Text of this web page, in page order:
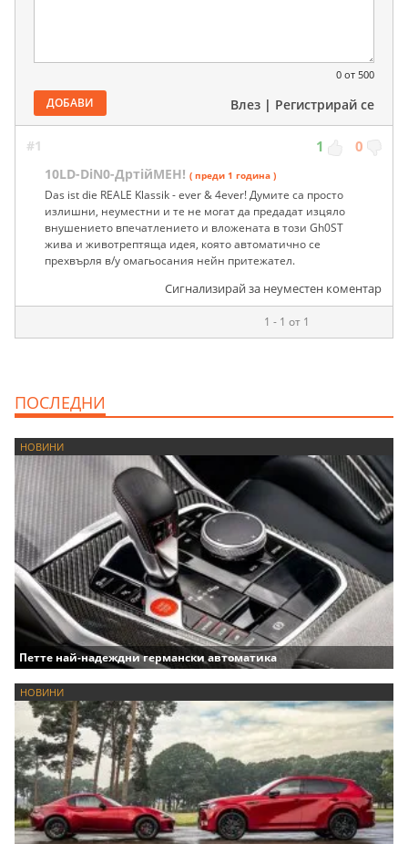
0 от 500
ДОБАВИ Влез | Регистрирай се
#1 1 0
10LD-DiN0-ДртiйМЕН! ( преди 1 година )
Das ist die REALE Klassik - ever & 4ever! Думите са просто
излишни, неуместни и те не могат да предадат изцяло
внушението впечатлението и вложената в този Gh0ST
жива и животрептяща идея, която автоматично се
прехвърля в/у омагьосания нейн притежател.
Сигнализирай за неуместен коментар
1 - 1 от 1
ПОСЛЕДНИ
НОВИНИ
Петте най-надеждни германски автоматика
НОВИНИ